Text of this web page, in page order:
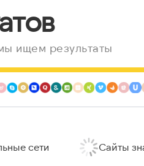
ищем результаты
сети Сайты